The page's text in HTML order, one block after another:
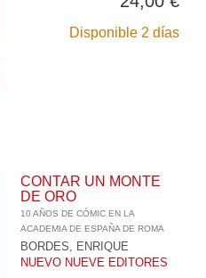
Disponible 2 días
CONTAR UN MONTE
DE ORO
10 AÑOS DE CÓMIC EN LA
ACADEMIA DE ESPAÑA DE ROMA
BORDES, ENRIQUE
NUEVO NUEVE EDITORES